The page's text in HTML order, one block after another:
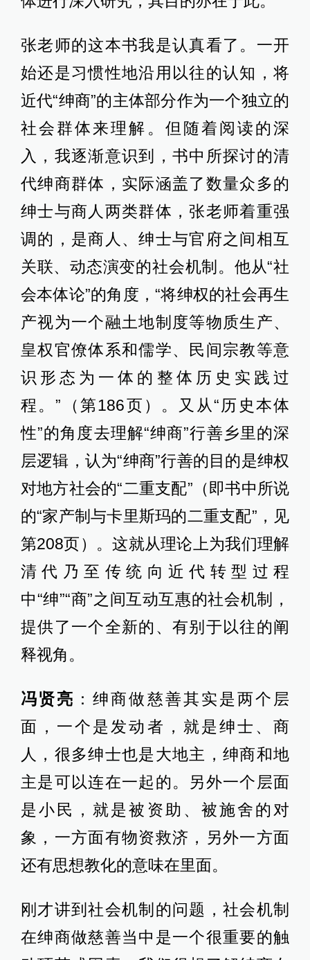
张老师的这本书我是认真看了。一开
始还是习惯性地沿用以往的认知，将
近代“绅商”的主体部分作为一个独立的
社会群体来理解。但随着阅读的深
入，我逐渐意识到，书中所探讨的清
代绅商群体，实际涵盖了数量众多的
绅士与商人两类群体，张老师着重强
调的，是商人、绅士与官府之间相互
关联、动态演变的社会机制。他从“社
会本体论”的角度，“将绅权的社会再生
产视为一个融土地制度等物质生产、
皇权官僚体系和儒学、民间宗教等意
识形态为一体的整体历史实践过
程。”（第186页）。又从“历史本体
性”的角度去理解“绅商”行善乡里的深
层逻辑，认为“绅商”行善的目的是绅权
对地方社会的“二重支配”（即书中所说
的“家产制与卡里斯玛的二重支配”，见
第208页）。这就从理论上为我们理解
清代乃至传统向近代转型过程
中“绅”“商”之间互动互惠的社会机制，
提供了一个全新的、有别于以往的阐
释视角。
冯贤亮 ：绅商做慈善其实是两个层
面，一个是发动者，就是绅士、商
人，很多绅士也是大地主，绅商和地
主是可以连在一起的。另外一个层面
是小民，就是被资助、被施舍的对
象，一方面有物资救济，另外一方面
还有思想教化的意味在里面。
刚才讲到社会机制的问题，社会机制
在绅商做慈善当中是一个很重要的触